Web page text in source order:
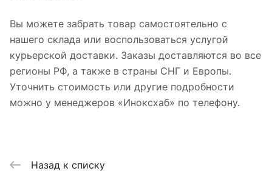
Вы можете забрать товар самостоятельно с
нашего склада или воспользоваться услугой
курьерской доставки. Заказы доставляются во все
регионы РФ, а также в страны СНГ и Европы.
Уточнить стоимость или другие подробности
можно у менеджеров «Иноксхаб» по телефону.
Назад к списку